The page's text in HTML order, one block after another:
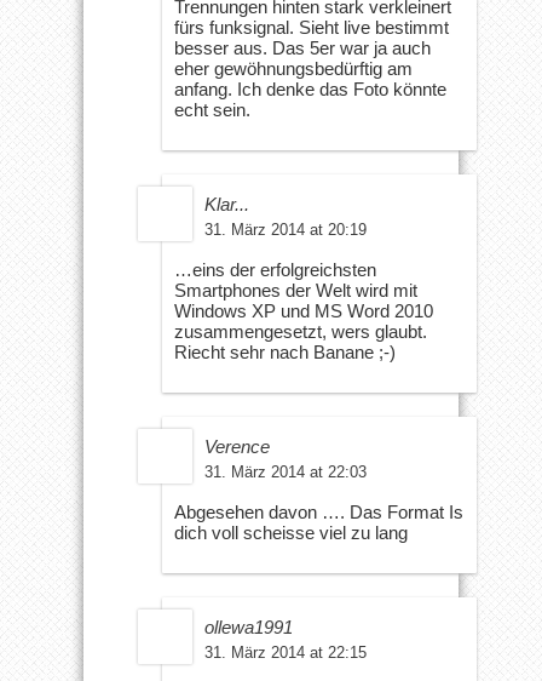
Trennungen hinten stark verkleinert
fürs funksignal. Sieht live bestimmt
besser aus. Das 5er war ja auch
eher gewöhnungsbedürftig am
anfang. Ich denke das Foto könnte
echt sein.
Klar...
31. März 2014 at 20:19
…eins der erfolgreichsten
Smartphones der Welt wird mit
Windows XP und MS Word 2010
zusammengesetzt, wers glaubt.
Riecht sehr nach Banane ;-)
Verence
31. März 2014 at 22:03
Abgesehen davon …. Das Format Is
dich voll scheisse viel zu lang
ollewa1991
31. März 2014 at 22:15